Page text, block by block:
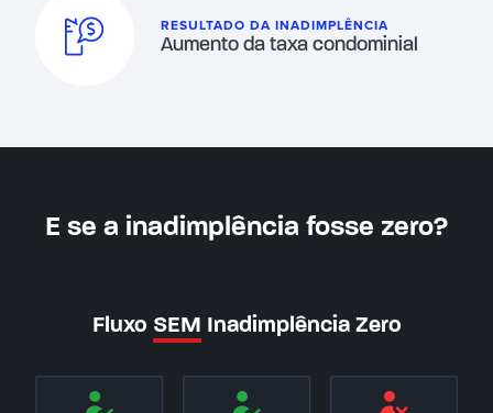
RESULTADO DA INADIMPLÊNCIA
Aumento da taxa condominial
E se a inadimplência fosse zero?
Fluxo SEM Inadimplência Zero